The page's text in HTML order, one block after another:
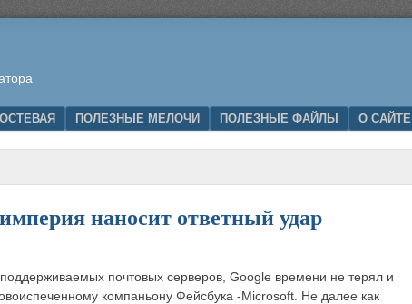
ПОЛЕЗНЫЕ МЕЛОЧИ ПОЛЕЗНЫЕ ФАЙЛЫ О САЙТЕ
наносит ответный удар
почтовых серверов, Google времени не терял и
компаньону Фейсбука -Microsoft. Не далее как